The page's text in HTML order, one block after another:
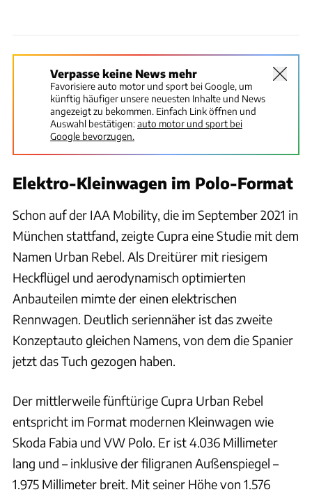
Verpasse keine News mehr
Favorisiere auto motor und sport bei Google, um
künftig häufiger unsere neuesten Inhalte und News
angezeigt zu bekommen. Einfach Link öffnen und
Auswahl bestätigen:auto motor und sport bei
Google bevorzugen.
Elektro-Kleinwagen im Polo-Format
Schon auf der IAA Mobility, die im September 2021 in
München stattfand, zeigte Cupra eine Studie mit dem
Namen Urban Rebel. Als Dreitürer mit riesigem
Heckflügel und aerodynamisch optimierten
Anbauteilen mimte der einen elektrischen
Rennwagen. Deutlich seriennäher ist das zweite
Konzeptauto gleichen Namens, von dem die Spanier
jetzt das Tuch gezogen haben.
Der mittlerweile fünftürige Cupra Urban Rebel
entspricht im Format modernen Kleinwagen wie
Skoda Fabia und VW Polo. Er ist 4.036 Millimeter
lang und – inklusive der filigranen Außenspiegel –
1.975 Millimeter breit. Mit seiner Höhe von 1.576